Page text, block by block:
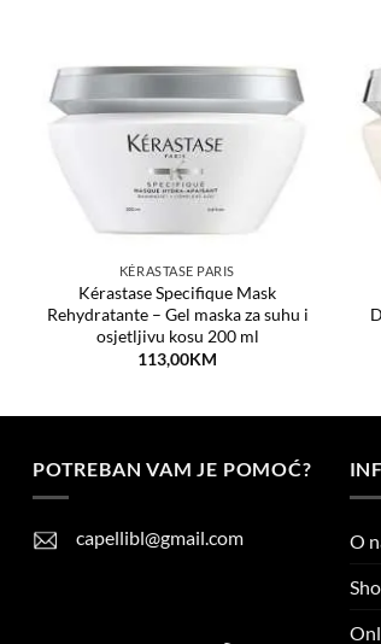
želja
KÉRASTASE PARIS
Kérastase Specifique Mask
Rehydratante – Gel maska za suhu i
osjetljivu kosu 200 ml
113,00KM
POTREBAN VAM JE POMOĆ?
capellibl@gmail.com
O